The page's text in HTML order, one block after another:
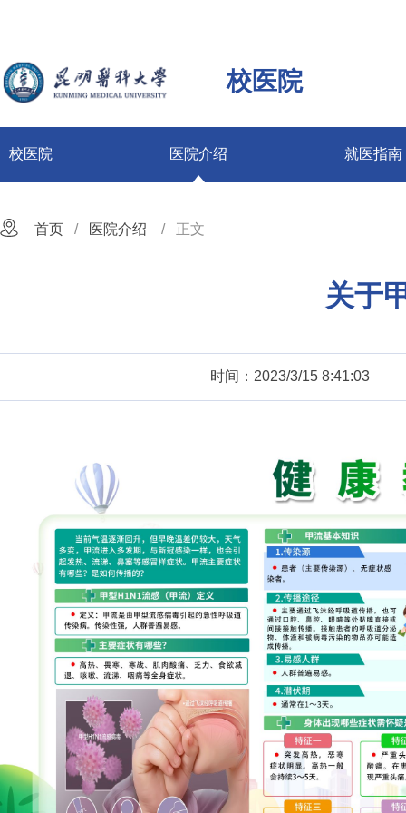
校医院
校医院 医院介绍 就医指南
首页 医院介绍 正文
关于
时间：2023/3/15 8:41:03